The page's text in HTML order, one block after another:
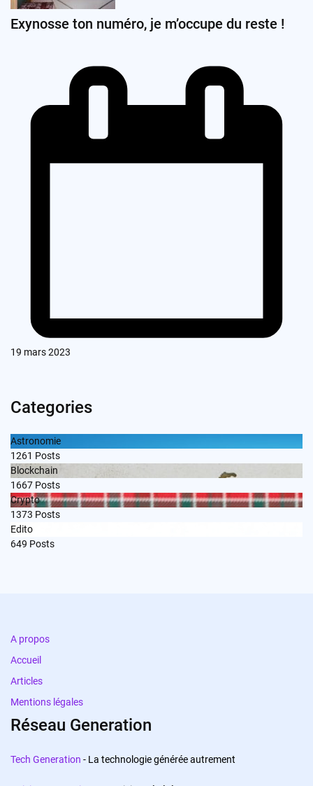
Exynosse ton numéro, je m’occupe du reste !
19 mars 2023
Categories
Astronomie
1261 Posts
Blockchain
1667 Posts
Crypto
1373 Posts
Edito
649 Posts
A propos
Accueil
Articles
Mentions légales
Réseau Generation
Tech Generation - La technologie générée autrement